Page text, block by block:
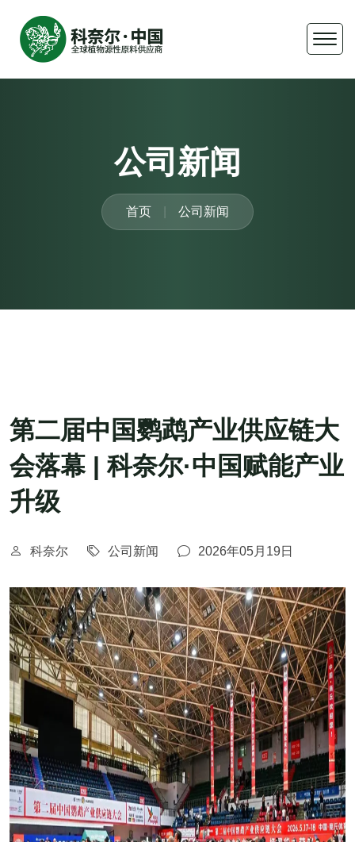
公司新闻
首页 公司新闻
第二届中国鹦鹉产业供应链大
会落幕 | 科奈尔·中国赋能产业
升级
科奈尔 公司新闻 2026年05月19日